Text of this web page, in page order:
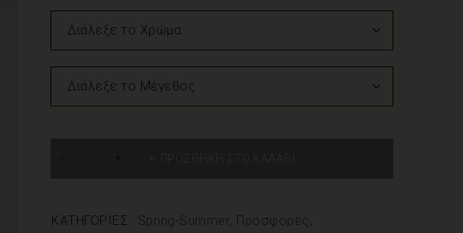
ΚΑΤΗΓΟΡΊΕΣ: Spring-Summer, Προσφορές,